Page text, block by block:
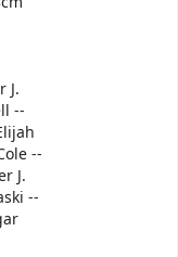
J.
--
--
J.
--